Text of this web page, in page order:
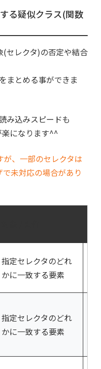
る疑似クラス(関数
セレクタ)の否定や結合
まとめる事ができま
み込みスピードも
になります^^
、一部のセレクタは
未対応の場合があり
指定セレクタのどれ
かに一致する要素
指定セレクタのどれ
かに一致する要素